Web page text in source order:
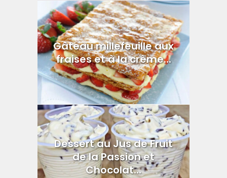
Gâteau millefeuille aux
fraises et à la crème...
Dessert au Jus de Fruit
de la Passion et
Chocolat...